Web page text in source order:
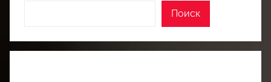
Поиск